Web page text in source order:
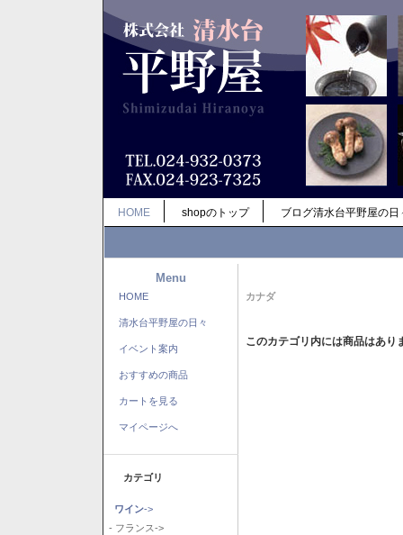
HOME shopのトップ ブログ清水台平野屋の日
Menu
HOME
清水台平野屋の日々
イベント案内
おすすめの商品
カートを見る
マイページへ
カテゴリ
ワイン->
- フランス->
カナダ
このカテゴリ内には商品はあり